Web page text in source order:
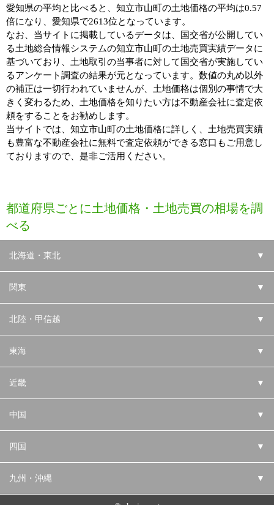
愛知県の平均と比べると、知立市山町の土地価格の平均は0.57
倍になり、愛知県で2613位となっています。
なお、当サイトに掲載しているデータは、国交省が公開してい
る土地総合情報システムの知立市山町の土地売買実績データに
基づいており、土地取引の当事者に対して国交省が実施してい
るアンケート調査の結果が元となっています。数値の丸め以外
の補正は一切行われていませんが、土地価格は個別の事情で大
きく変わるため、土地価格を知りたい方は不動産会社に査定依
頼をすることをお勧めします。
当サイトでは、知立市山町の土地価格に詳しく、土地売買実績
も豊富な不動産会社に無料で査定依頼ができる窓口もご用意し
ておりますので、是非ご活用ください。
都道府県ごとに土地価格・土地売買の相場を調
べる
北海道・東北 ▼
関東 ▼
北陸・甲信越 ▼
東海 ▼
近畿 ▼
中国 ▼
四国 ▼
九州・沖縄 ▼